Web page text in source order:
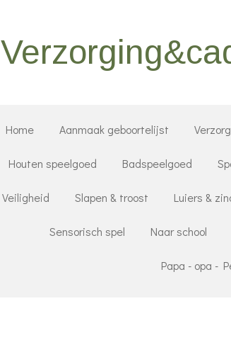
Home Aanmaak geboortelijst
Houten speelgoed Badspeelgoed
Veiligheid Slapen & troost Luiers &
Sensorisch spel Naar school
Papa - opa -